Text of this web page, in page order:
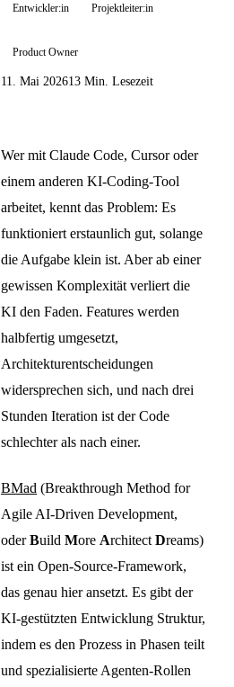
Entwickler:in Projektleiter:in
Product Owner
11. Mai 202613 Min. Lesezeit
Wer mit Claude Code, Cursor oder
einem anderen KI-Coding-Tool
arbeitet, kennt das Problem: Es
funktioniert erstaunlich gut, solange
die Aufgabe klein ist. Aber ab einer
gewissen Komplexität verliert die
KI den Faden. Features werden
halbfertig umgesetzt,
Architekturentscheidungen
widersprechen sich, und nach drei
Stunden Iteration ist der Code
schlechter als nach einer.
BMad (Breakthrough Method for
Agile AI-Driven Development,
oderBuild More Architect Dreams)
ist ein Open-Source-Framework,
das genau hier ansetzt. Es gibt der
KI-gestützten Entwicklung Struktur,
indem es den Prozess in Phasen teilt
und spezialisierte Agenten-Rollen